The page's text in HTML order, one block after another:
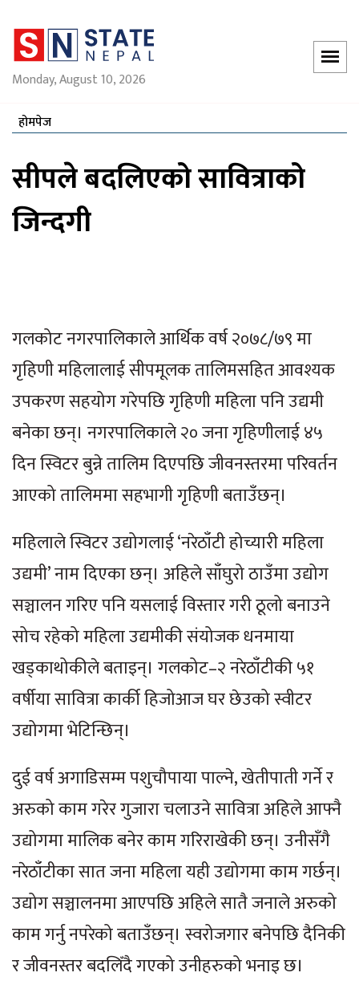
Monday, August 10, 2026
होमपेज
सीपले बदलिएको सावित्राको
जिन्दगी
गलकोट नगरपालिकाले आर्थिक वर्ष २०७८/७९ मा
गृहिणी महिलालाई सीपमूलक तालिमसहित आवश्यक
उपकरण सहयोग गरेपछि गृहिणी महिला पनि उद्यमी
बनेका छन्। नगरपालिकाले २० जना गृहिणीलाई ४५
दिन स्विटर बुन्ने तालिम दिएपछि जीवनस्तरमा परिवर्तन
आएको तालिममा सहभागी गृहिणी बताउँछन्।
महिलाले स्विटर उद्योगलाई ‘नरेठाँटी होच्यारी महिला
उद्यमी’ नाम दिएका छन्। अहिले साँघुरो ठाउँमा उद्योग
सञ्चालन गरिए पनि यसलाई विस्तार गरी ठूलो बनाउने
सोच रहेको महिला उद्यमीकी संयोजक धनमाया
खड्काथोकीले बताइन्। गलकोट–२ नरेठाँटीकी ५१
वर्षीया सावित्रा कार्की हिजोआज घर छेउको स्वीटर
उद्योगमा भेटिन्छिन्।
दुई वर्ष अगाडिसम्म पशुचौपाया पाल्ने, खेतीपाती गर्ने र
अरुको काम गरेर गुजारा चलाउने सावित्रा अहिले आफ्नै
उद्योगमा मालिक बनेर काम गरिराखेकी छन्। उनीसँगै
नरेठाँटीका सात जना महिला यही उद्योगमा काम गर्छन्।
उद्योग सञ्चालनमा आएपछि अहिले सातै जनाले अरुको
काम गर्नु नपरेको बताउँछन्। स्वरोजगार बनेपछि दैनिकी
र जीवनस्तर बदलिँदै गएको उनीहरुको भनाइ छ।